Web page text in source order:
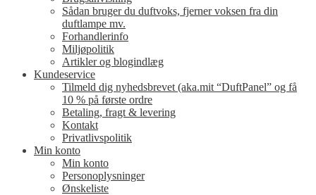
Sådan bruger du duftvoks, fjerner voksen fra din
duftlampe mv.
Forhandlerinfo
Miljøpolitik
Artikler og blogindlæg
Kundeservice
Tilmeld dig nyhedsbrevet (aka.mit “DuftPanel” og få
10 % på første ordre
Betaling, fragt & levering
Kontakt
Privatlivspolitik
Min konto
Min konto
Personoplysninger
Ønskeliste